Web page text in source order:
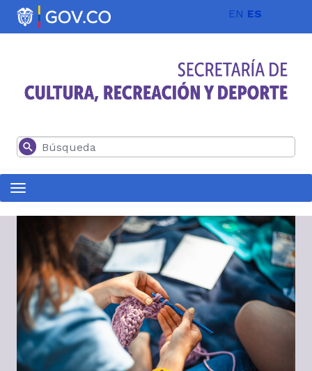
Pasar al contenido principal EN ES
Buscar